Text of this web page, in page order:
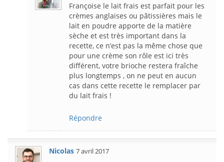
Françoise le lait frais est parfait pour les
crèmes anglaises ou pâtissières mais le
lait en poudre apporte de la matière
sèche et est très important dans la
recette, ce n’est pas la même chose que
pour une crème son rôle est ici très
différent, votre brioche restera fraîche
plus longtemps , on ne peut en aucun
cas dans cette recette le remplacer par
du lait frais !
Répondre
Nicolas 7 avril 2017